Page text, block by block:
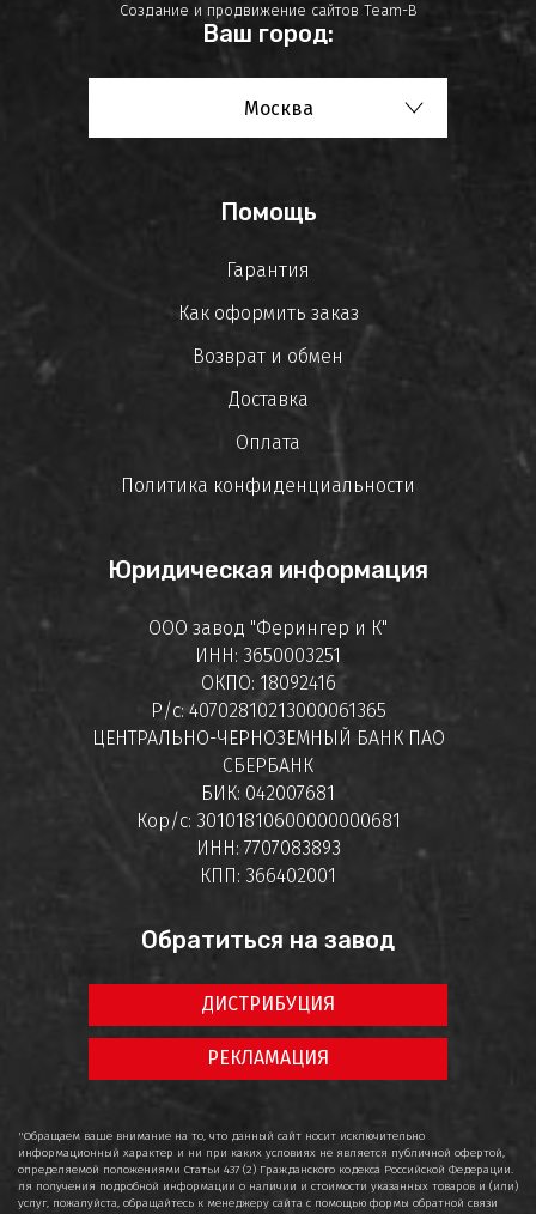
Создание и продвижение сайтов Team-B
Ваш город:
Москва
Помощь
Гарантия
Как оформить заказ
Возврат и обмен
Доставка
Оплата
Политика конфиденциальности
Юридическая информация
ООО завод "Ферингер и К"
ИНН: 3650003251
ОКПО: 18092416
Р/с: 40702810213000061365
ЦЕНТРАЛЬНО-ЧЕРНОЗЕМНЫЙ БАНК ПАО
СБЕРБАНК
БИК: 042007681
Кор/с: 30101810600000000681
ИНН: 7707083893
КПП: 366402001
Обратиться на завод
ДИСТРИБУЦИЯ
РЕКЛАМАЦИЯ
"Обращаем ваше внимание на то, что данный сайт носит исключительно
информационный характер и ни при каких условиях не является публичной офертой,
определяемой положениями Статьи 437 (2) Гражданского кодекса Российской Федерации.
ля получения подробной информации о наличии и стоимости указанных товаров и (или)
услуг, пожалуйста, обращайтесь к менеджеру сайта с помощью формы обратной связи